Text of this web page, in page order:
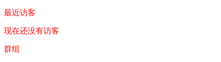
最近访客
现在还没有访客
群组